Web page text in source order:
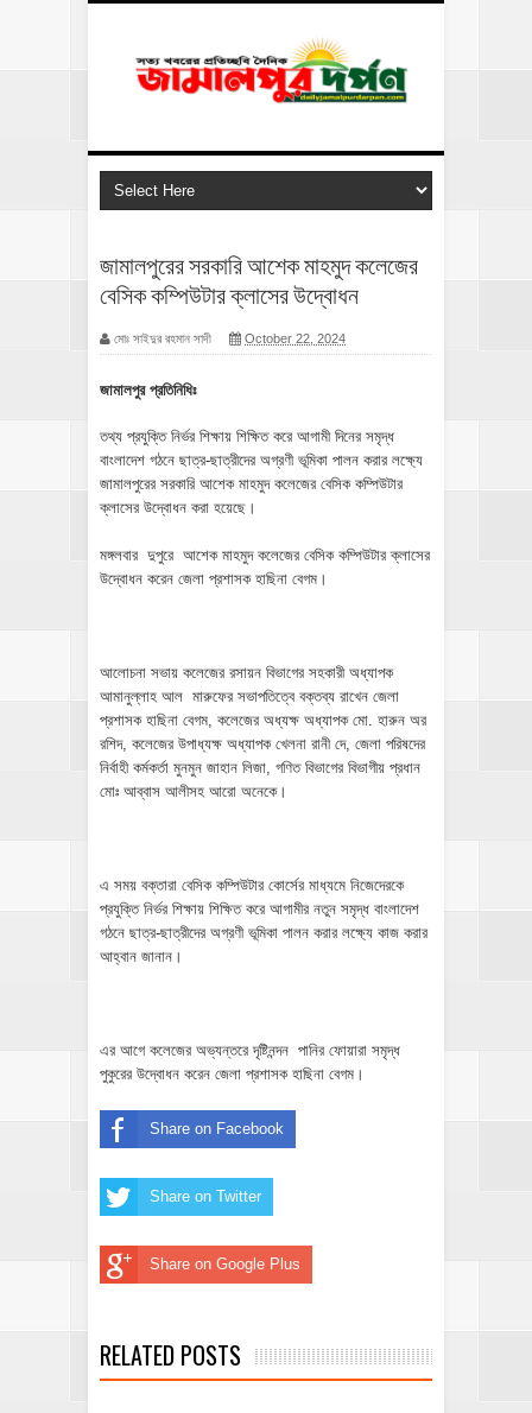
জামালপুরের সরকারি আশেক মাহমুদ কলেজের
বেসিক কম্পিউটার ক্লাসের উদ্বোধন
মোঃ সাইদুর রহমান সাদী October 22, 2024
জামালপুর প্রতিনিধিঃ
তথ্য প্রযুক্তি নির্ভর শিক্ষায় শিক্ষিত করে আগামী দিনের সমৃদ্ধ
বাংলাদেশ গঠনে ছাত্র-ছাত্রীদের অগ্রণী ভূমিকা পালন করার লক্ষ্যে
জামালপুরের সরকারি আশেক মাহমুদ কলেজের বেসিক কম্পিউটার
ক্লাসের উদ্বোধন করা হয়েছে।
মঙ্গলবার দুপুরে আশেক মাহমুদ কলেজের বেসিক কম্পিউটার ক্লাসের
উদ্বোধন করেন জেলা প্রশাসক হাছিনা বেগম।
আলোচনা সভায় কলেজের রসায়ন বিভাগের সহকারী অধ্যাপক
আমানুল্লাহ আল মারুফের সভাপতিত্বে বক্তব্য রাখেন জেলা
প্রশাসক হাছিনা বেগম, কলেজের অধ্যক্ষ অধ্যাপক মো. হারুন অর
রশিদ, কলেজের উপাধ্যক্ষ অধ্যাপক খেলনা রানী দে, জেলা পরিষদের
নির্বাহী কর্মকর্তা মুনমুন জাহান লিজা, গণিত বিভাগের বিভাগীয় প্রধান
মোঃ আব্বাস আলীসহ আরো অনেকে।
এ সময় বক্তারা বেসিক কম্পিউটার কোর্সের মাধ্যমে নিজেদেরকে
প্রযুক্তি নির্ভর শিক্ষায় শিক্ষিত করে আগামীর নতুন সমৃদ্ধ বাংলাদেশ
গঠনে ছাত্র-ছাত্রীদের অগ্রণী ভূমিকা পালন করার লক্ষ্যে কাজ করার
আহ্বান জানান।
এর আগে কলেজের অভ্যন্তরে দৃষ্টিনন্দন পানির ফোয়ারা সমৃদ্ধ
পুকুরের উদ্বোধন করেন জেলা প্রশাসক হাছিনা বেগম।
Share on Facebook
Share on Twitter
Share on Google Plus
RELATED POSTS